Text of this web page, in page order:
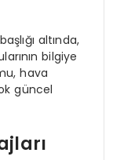
başlığı altında,
bilgiye
hava
güncel